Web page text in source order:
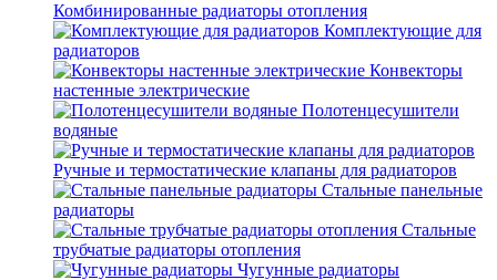
Комбинированные радиаторы отопления
Комплектующие для
радиаторов
Конвекторы
настенные электрические
Полотенцесушители
водяные
Ручные и термостатические клапаны для радиаторов
Стальные панельные
радиаторы
Стальные
трубчатые радиаторы отопления
Чугунные радиаторы